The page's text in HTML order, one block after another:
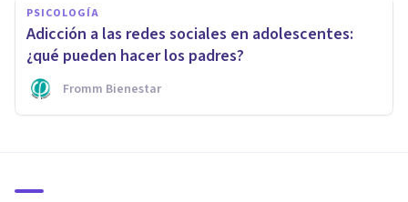
PSICOLOGÍA
Adicción a las redes sociales en adolescentes:
¿qué pueden hacer los padres?
Fromm Bienestar